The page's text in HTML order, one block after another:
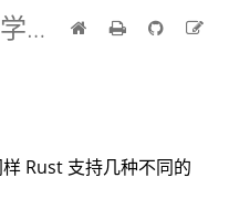
通过例子学 Rust 中文版
Rust 支持几种不同的